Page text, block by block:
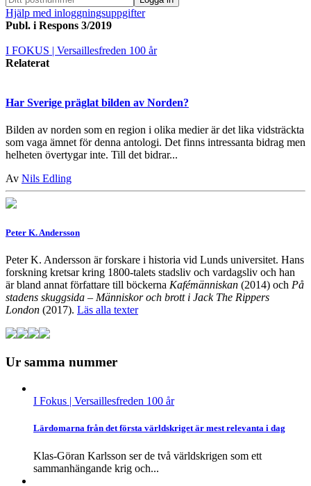
Hjälp med inloggningsuppgifter
Publ. i Respons 3/2019
I FOKUS | Versaillesfreden 100 år
Relaterat
Har Sverige präglat bilden av Norden?
Bilden av norden som en region i olika medier är det lika vidsträckta
som vaga ämnet för denna antologi. Det finns intressanta bidrag men
helheten övertygar inte. Till det bidrar...
Av Nils Edling
Peter K. Andersson
Peter K. Andersson är forskare i historia vid Lunds universitet. Hans
forskning kretsar kring 1800-talets stadsliv och vardagsliv och han
är bland annat författare till böckerna Kafémänniskan (2014) och På
stadens skuggsida – Människor och brott i Jack The Rippers
London (2017). Läs alla texter
Ur samma nummer
I Fokus | Versaillesfreden 100 år
Lärdomarna från det första världskriget är mest relevanta i dag
Klas-Göran Karlsson ser de två världskrigen som ett
sammanhängande krig och...